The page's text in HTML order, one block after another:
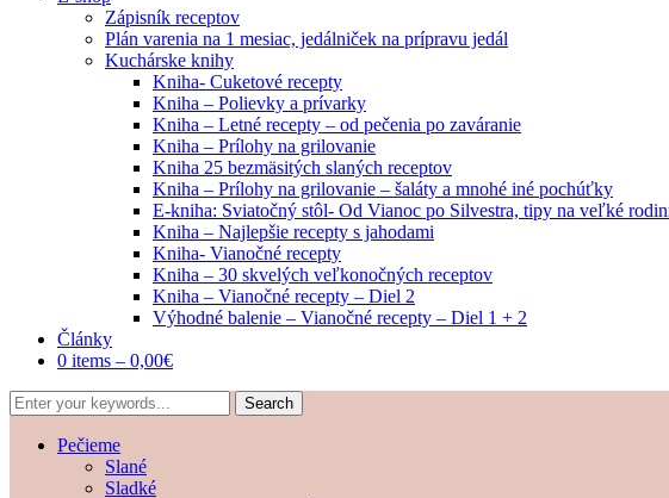
Zápisník receptov
Plán varenia na 1 mesiac, jedálniček na prípravu jedál
Kuchárske knihy
Kniha- Cuketové recepty
Kniha – Polievky a prívarky
Kniha – Letné recepty – od pečenia po zaváranie
Kniha – Prílohy na grilovanie
Kniha 25 bezmäsitých slaných receptov
Kniha – Prílohy na grilovanie – šaláty a mnohé iné pochúťky
E-kniha: Sviatočný stôl- Od Vianoc po Silvestra, tipy na veľké
Kniha – Najlepšie recepty s jahodami
Kniha- Vianočné recepty
Kniha – 30 skvelých veľkonočných receptov
Kniha – Vianočné recepty – Diel 2
Výhodné balenie – Vianočné recepty – Diel 1 + 2
Články
0 items – 0,00€
Pečieme
Slané
Sladké